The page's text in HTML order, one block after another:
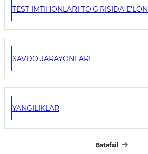
TEST IMTIHONLARI TO'G'RISIDA E'LON
SAVDO JARAYONLARI
YANGILIKLAR
Batafsil